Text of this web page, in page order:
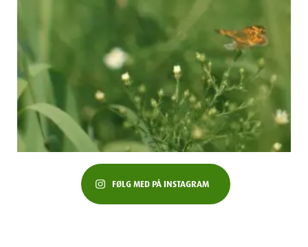
FØLG MED PÅ INSTAGRAM